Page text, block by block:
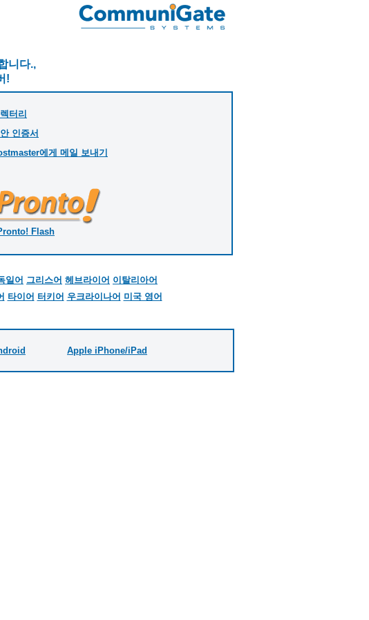
니다.,
!
터리
인증서
에게 메일 보내기
Flash
일어 그리스어 헤브라이어 이탈리아어
타이어 터키어 우크라이나어 미국 영어
Apple iPhone/iPad